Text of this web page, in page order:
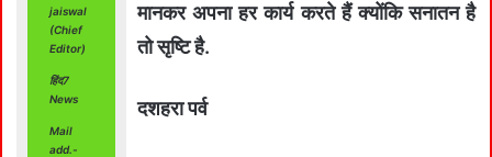
jaiswal
(Chief
Editor)
हिंद7
News
Mail
add.-
मानकर अपना हर कार्य करते हैं क्योंकि सनातन है
तो सृष्टि है.
दशहरा पर्व